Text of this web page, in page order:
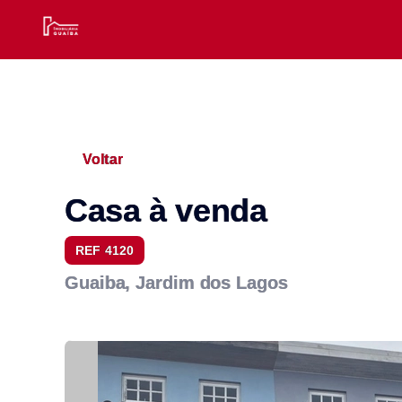
Voltar
Casa à venda
REF 4120
Guaiba, Jardim dos Lagos